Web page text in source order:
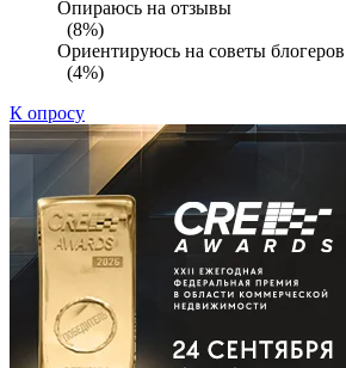
Опираюсь на отзывы
(8%)
Ориентируюсь на советы блогеров
(4%)
К опросу